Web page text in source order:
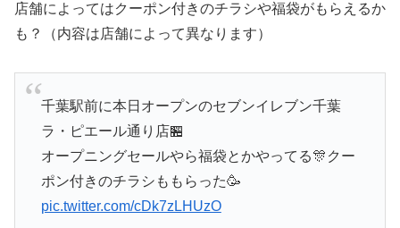
店舗によってはクーポン付きのチラシや福袋がもらえるか
も？（内容は店舗によって異なります）
千葉駅前に本日オープンのセブンイレブン千葉
ラ・ピエール通り店🏪
オープニングセールやら福袋とかやってる🎊クー
ポン付きのチラシももらった🥳
pic.twitter.com/cDk7zLHUzO